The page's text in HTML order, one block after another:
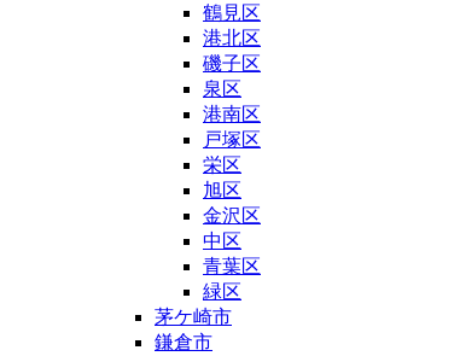
鶴見区
港北区
磯子区
泉区
港南区
戸塚区
栄区
旭区
金沢区
中区
青葉区
緑区
茅ケ崎市
鎌倉市